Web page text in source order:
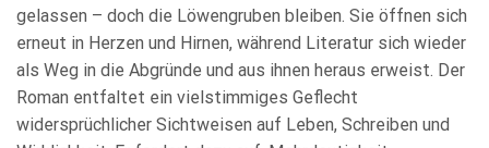
gelassen – doch die Löwengruben bleiben. Sie öffnen sich
erneut in Herzen und Hirnen, während Literatur sich wieder
als Weg in die Abgründe und aus ihnen heraus erweist. Der
Roman entfaltet ein vielstimmiges Geflecht
widersprüchlicher Sichtweisen auf Leben, Schreiben und